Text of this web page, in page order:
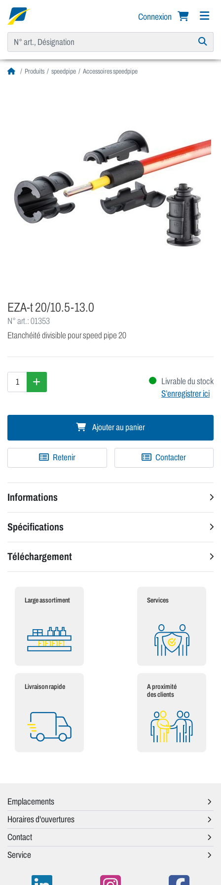
Connexion
Produits speedpipe Accessoires speedpipe
EZA-t 20/10.5-13.0
N° art.: 01353
Etanchéité divisible pour speed pipe 20
Livrable du stock
S’enregistrer ici
Ajouter au panier
Retenir Contacter
Informations
Spécifications
Téléchargement
Large assortiment Services
Livraison rapide
A proximité
des clients
Emplacements
Horaires d'ouvertures
Contact
Service